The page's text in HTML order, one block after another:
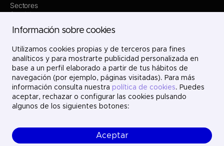
Sectores
Servicios
Proyectos
Únete
Contacto
LinkedIn
X
Instagram
YouTube
© Ayesa Engineering. Todos los derechos reservados.
Información sobre cookies
Utilizamos cookies propias y de terceros para fines
analíticos y para mostrarte publicidad personalizada en
base a un perfil elaborado a partir de tus hábitos de
navegación (por ejemplo, páginas visitadas). Para más
información consulta nuestra política de cookies. Puedes
aceptar, rechazar o configurar las cookies pulsando
algunos de los siguientes botones:
Aceptar